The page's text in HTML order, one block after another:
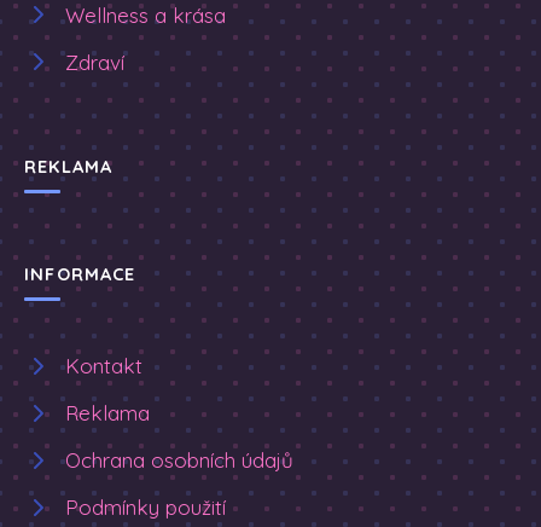
Wellness a krása
Zdraví
REKLAMA
INFORMACE
Kontakt
Reklama
Ochrana osobních údajů
Podmínky použití